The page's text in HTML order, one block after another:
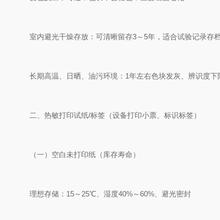
室内避光干燥存放：可清晰留存3～5年，适合试验记录存
长期高温、日晒、油污环境：1年左右色块发灰、辨识度下
二、热敏打印试纸/标签（设备打印小票、标识标签）
（一）空白未打印纸（库存寿命）
理想存储：15～25℃、湿度40%～60%、避光密封